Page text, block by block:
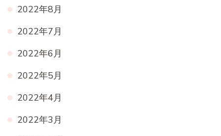
2022年8月
2022年7月
2022年6月
2022年5月
2022年4月
2022年3月